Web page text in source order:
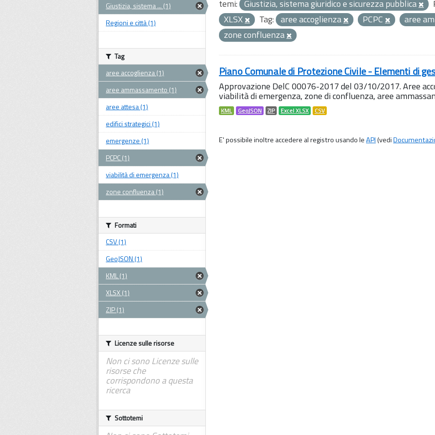
temi: Giustizia, sistema giuridico e sicurezza pubblica
XLSX
Tag: aree accoglienza PCPC
aree
zone confluenza
Piano Comunale di Protezione Civile - Elementi di
Approvazione DelC 00076-2017 del 03/10/2017. Aree
viabilità di emergenza, zone di confluenza, aree
KML GeoJSON ZIP Excel XLSX CSV
E' possibile inoltre accedere al registro usando leAPI(vedi
Giustizia, sistema ... (1)
Regioni e città (1)
Tag
aree accoglienza (1)
aree ammassamento (1)
aree attesa (1)
edifici strategici (1)
emergenze (1)
PCPC (1)
viabilità di emergenza (1)
zone confluenza (1)
Formati
CSV (1)
GeoJSON (1)
KML (1)
XLSX (1)
ZIP (1)
Licenze sulle risorse
Non ci sono Licenze sulle
risorse che
corrispondono a questa
ricerca
Sottotemi